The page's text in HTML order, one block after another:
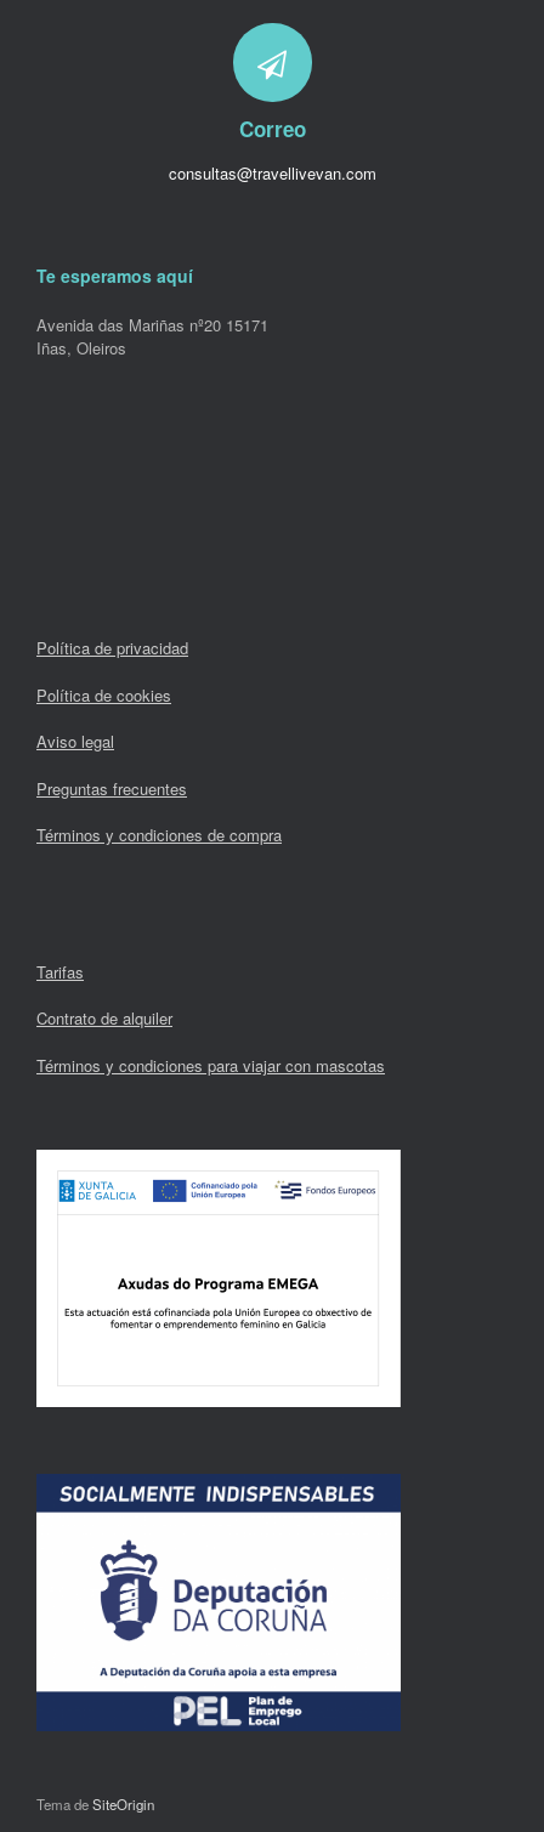
Correo
consultas@travellivevan.com
Te esperamos aquí
Avenida das Mariñas nº20 15171
Iñas, Oleiros
Política de privacidad
Política de cookies
Aviso legal
Preguntas frecuentes
Términos y condiciones de compra
Tarifas
Contrato de alquiler
Términos y condiciones para viajar con mascotas
Tema deSiteOrigin